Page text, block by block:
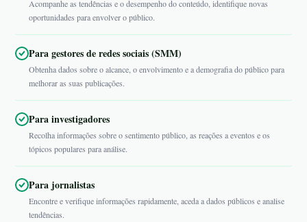
Acompanhe as tendências e o desempenho do conteúdo, identifique novas
oportunidades para envolver o público.
Para gestores de redes sociais (SMM)
Obtenha dados sobre o alcance, o envolvimento e a demografia do público para
melhorar as suas publicações.
Para investigadores
Recolha informações sobre o sentimento público, as reações a eventos e os
tópicos populares para análise.
Para jornalistas
Encontre e verifique informações rapidamente, aceda a dados públicos e analise
tendências.